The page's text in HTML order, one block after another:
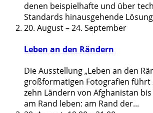
denen beispielhafte und über
Standards hinausgehende
20. August–24. September
Leben an den Rändern
Die Ausstellung „Leben an den
großformatigen Fotografien führt
zehn Ländern von Afghanistan
am Rand leben: am Rand der...